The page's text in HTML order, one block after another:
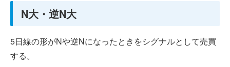
N大・逆N大
5日線の形がNや逆Nになったときをシグナルとして売買
する。